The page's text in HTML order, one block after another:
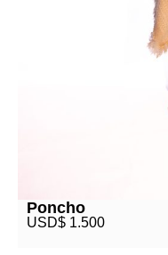
Poncho
USD$ 1.500